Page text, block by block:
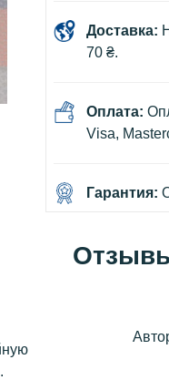
Доставка:
70 ₴.
Оплата:
Visa,
Гарантия: